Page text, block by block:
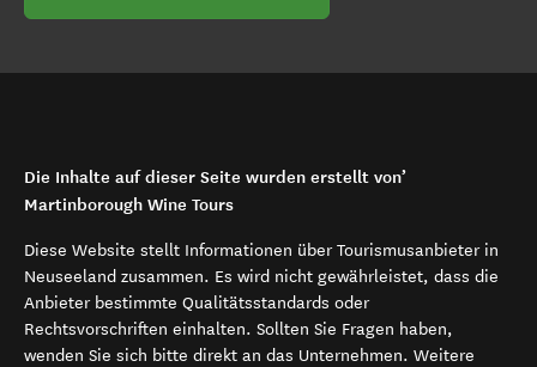
Die Inhalte auf dieser Seite wurden erstellt von’
Martinborough Wine Tours
Diese Website stellt Informationen über Tourismusanbieter in
Neuseeland zusammen. Es wird nicht gewährleistet, dass die
Anbieter bestimmte Qualitätsstandards oder
Rechtsvorschriften einhalten. Sollten Sie Fragen haben,
wenden Sie sich bitte direkt an das Unternehmen. Weitere